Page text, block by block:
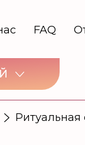
FAQ
Ритуальная